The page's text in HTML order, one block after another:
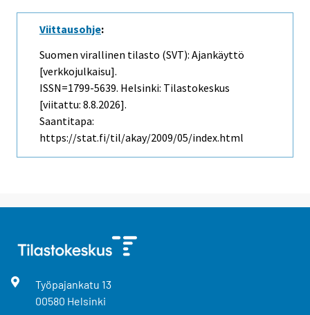
Viittausohje:
Suomen virallinen tilasto (SVT): Ajankäyttö
[verkkojulkaisu].
ISSN=1799-5639. Helsinki: Tilastokeskus
[viitattu: 8.8.2026].
Saantitapa:
https://stat.fi/til/akay/2009/05/index.html
Työpajankatu 13
00580 Helsinki